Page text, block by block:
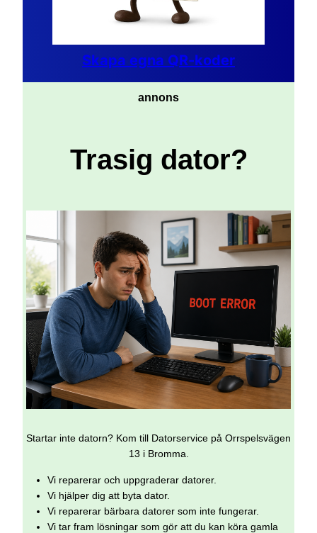
Skapa egna QR-koder
annons
Trasig dator?
Startar inte datorn? Kom till Datorservice på Orrspelsvägen
13 i Bromma.
Vi reparerar och uppgraderar datorer.
Vi hjälper dig att byta dator.
Vi reparerar bärbara datorer som inte fungerar.
Vi tar fram lösningar som gör att du kan köra gamla